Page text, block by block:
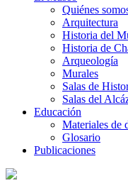
Quiénes
Arquitectura
Historia del
Historia de
Arqueología
Murales
Salas de
Salas del
Educación
Materiales de
Glosario
Publicaciones